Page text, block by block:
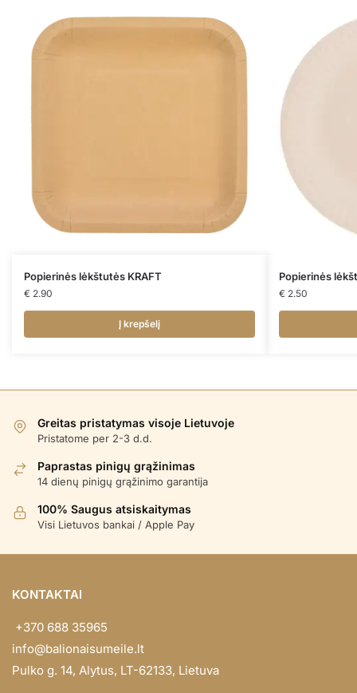
Popierinės lėkštutės KRAFT
€ 2.90
Į krepšelį
Popierinės
€ 2.50
Greitas pristatymas visoje Lietuvoje
Pristatome per 2-3 d.d.
Paprastas pinigų grąžinimas
14 dienų pinigų grąžinimo garantija
100% Saugus atsiskaitymas
Visi Lietuvos bankai / Apple Pay
KONTAKTAI
+370 688 35965
info@balionaisumeile.lt
Pulko g. 14, Alytus, LT-62133, Lietuva